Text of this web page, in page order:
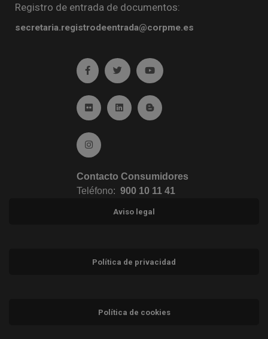
Registro de entrada de documentos:
secretaria.registrodeentrada@corpme.es
Ir a facebook (abre en ventana nueva)
Ir a twitter (abre en ventana nueva)
Ir a YouTube (abre en
Ir a Flickr (abre en ventana nueva)
Ir a Linkedin (abre en ventana nueva)
Ir al Blog (abre en ventana
Ir a Instagram (abre en ventana nueva)
Contacto Consumidores
Teléfono: 900 10 11 41
Aviso legal
Política de privacidad
Política de cookies